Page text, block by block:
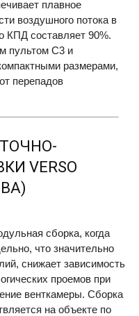
плавное
воздушного потока в
КПД составляет 90%.
пультом С3 и
размерами,
перепадов
VERSO
сборка, когда
что значительно
снижает зависимость
проемов при
венткамеры. Сборка
на объекте по